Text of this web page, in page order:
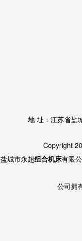
地 址：江苏省
Copyright
盐城市永超组合机床有限
公司拥